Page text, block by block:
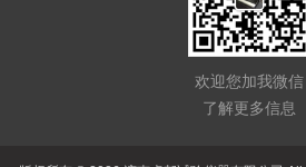
欢迎您加我微信
了解更多信息